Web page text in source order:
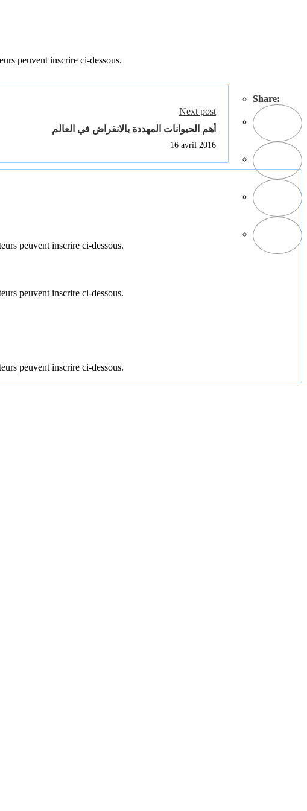
peuvent inscrire ci-dessous.
Share:
Next post
أهم الحيوانات المهددة بالانقراض في العالم
16 avril 2016
peuvent inscrire ci-dessous.
peuvent inscrire ci-dessous.
peuvent inscrire ci-dessous.